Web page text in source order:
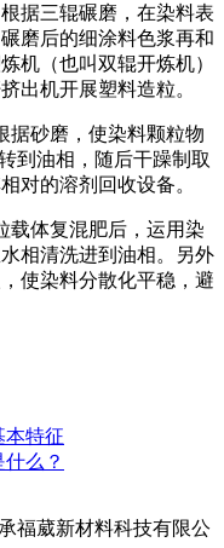
据三辊碾磨，在染料表
磨后的细涂料色浆再和
机（也叫双辊开炼机）
出机开展塑料造粒。
据砂磨，使染料颗粒物
到油相，随后干躁制取
对的溶剂回收设备。
载体复混肥后，运用染
相清洗进到油相。另外
使染料分散化平稳，避
本特征
么？
福葳新材料科技有限公